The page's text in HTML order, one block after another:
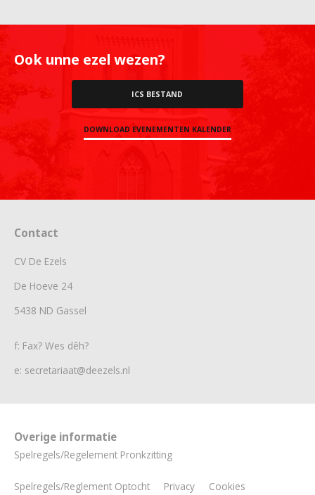
Ook unne ezel wezen?
ICS BESTAND
DOWNLOAD EVENEMENTEN KALENDER
Contact
CV De Ezels
De Hoeve 24
5438 ND Gassel
f: Fax? Wes dêh?
e: secretariaat@deezels.nl
Overige informatie
Spelregels/Regelement Pronkzitting
Spelregels/Reglement Optocht Privacy Cookies